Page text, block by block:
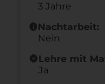
3 Jahre
infoNachtarbeit:
Nein
new_releasesLehre mit
Ja